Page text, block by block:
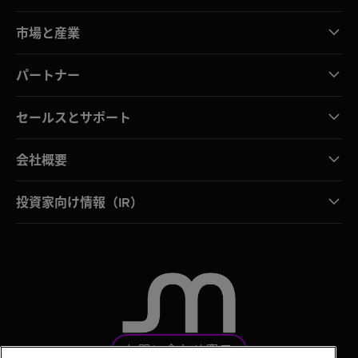
市場と産業
パートナー
セールスとサポート
会社概要
投資家向け情報（IR）
お問い合わせ窓口